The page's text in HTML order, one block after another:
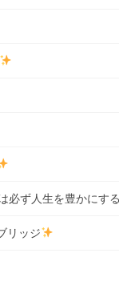
必ず人生を豊かにする
リッジ